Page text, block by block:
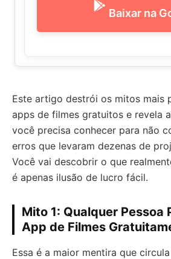
Baixar na
Este artigo destrói os mitos mais
apps de filmes gratuitos e revela
você precisa conhecer para não
erros que levaram dezenas de
Você vai descobrir o que
é apenas ilusão de lucro fácil.
Mito 1: Qualquer Pessoa
App de Filmes
Essa é a maior mentira que